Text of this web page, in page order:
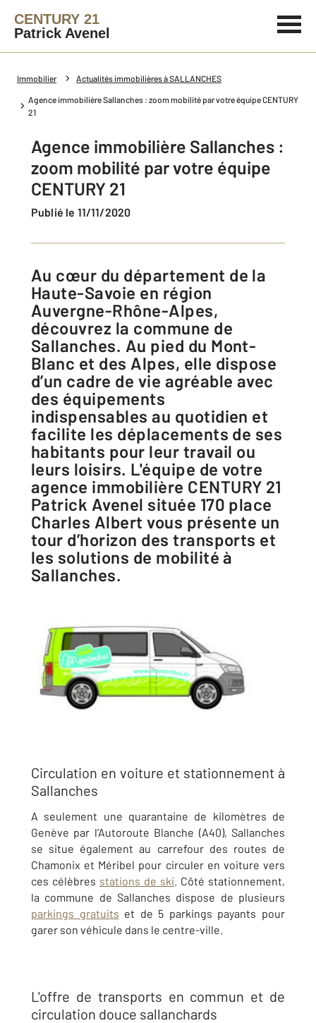
CENTURY 21
Patrick Avenel
Immobilier Actualités immobilières à SALLANCHES
Agence immobilière Sallanches : zoom mobilité par votre équipe CENTURY
21
Agence immobilière Sallanches :
zoom mobilité par votre équipe
CENTURY 21
Publié le 11/11/2020
Au cœur du département de la
Haute-Savoie en région
Auvergne-Rhône-Alpes,
découvrez la commune de
Sallanches. Au pied du Mont-
Blanc et des Alpes, elle dispose
d’un cadre de vie agréable avec
des équipements
indispensables au quotidien et
facilite les déplacements de ses
habitants pour leur travail ou
leurs loisirs. L'équipe de votre
agence immobilière CENTURY 21
Patrick Avenel située 170 place
Charles Albert vous présente un
tour d’horizon des transports et
les solutions de mobilité à
Sallanches.
Circulation en voiture et stationnement à
Sallanches
A seulement une quarantaine de kilomètres de
Genève par l’Autoroute Blanche (A40), Sallanches
se situe également au carrefour des routes de
Chamonix et Méribel pour circuler en voiture vers
ces célèbres stations de ski. Côté stationnement,
la commune de Sallanches dispose de plusieurs
parkings gratuits et de 5 parkings payants pour
garer son véhicule dans le centre-ville.
L'offre de transports en commun et de
circulation douce sallanchards